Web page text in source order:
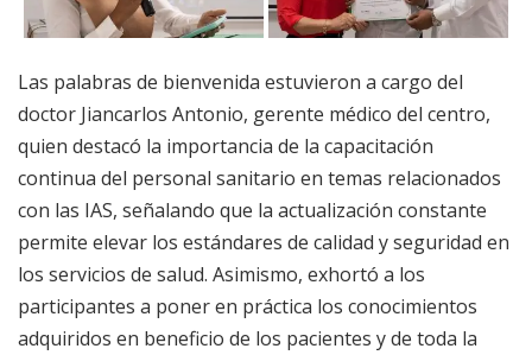
Las palabras de bienvenida estuvieron a cargo del
doctor Jiancarlos Antonio, gerente médico del centro,
quien destacó la importancia de la capacitación
continua del personal sanitario en temas relacionados
con las IAS, señalando que la actualización constante
permite elevar los estándares de calidad y seguridad en
los servicios de salud. Asimismo, exhortó a los
participantes a poner en práctica los conocimientos
adquiridos en beneficio de los pacientes y de toda la